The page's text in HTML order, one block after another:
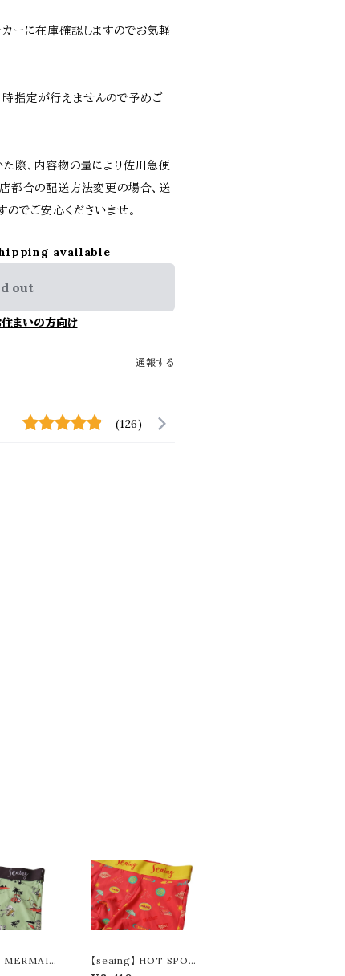
ーに在庫確認しますのでお気軽
指定が行えませんので予めご
際、内容物の量により佐川急便
都合の配送方法変更の場合、送
でご安心くださいませ。
available
out
まいの方向け
通報する
(126)
MERMAID
ンツ S700
【seaing】 HOT SPOT
ボクサーパンツ S7004